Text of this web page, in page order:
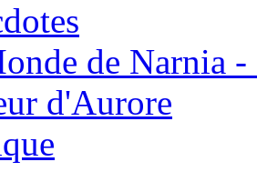
de Narnia
d'Aurore